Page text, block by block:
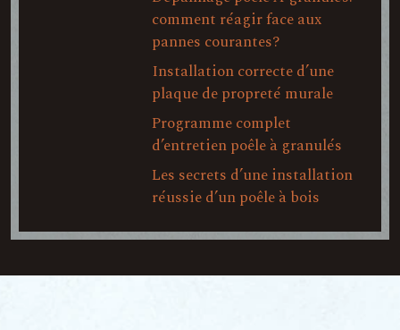
comment réagir face aux
pannes courantes?
Installation correcte d’une
plaque de propreté murale
Programme complet
d’entretien poêle à granulés
Les secrets d’une installation
réussie d’un poêle à bois